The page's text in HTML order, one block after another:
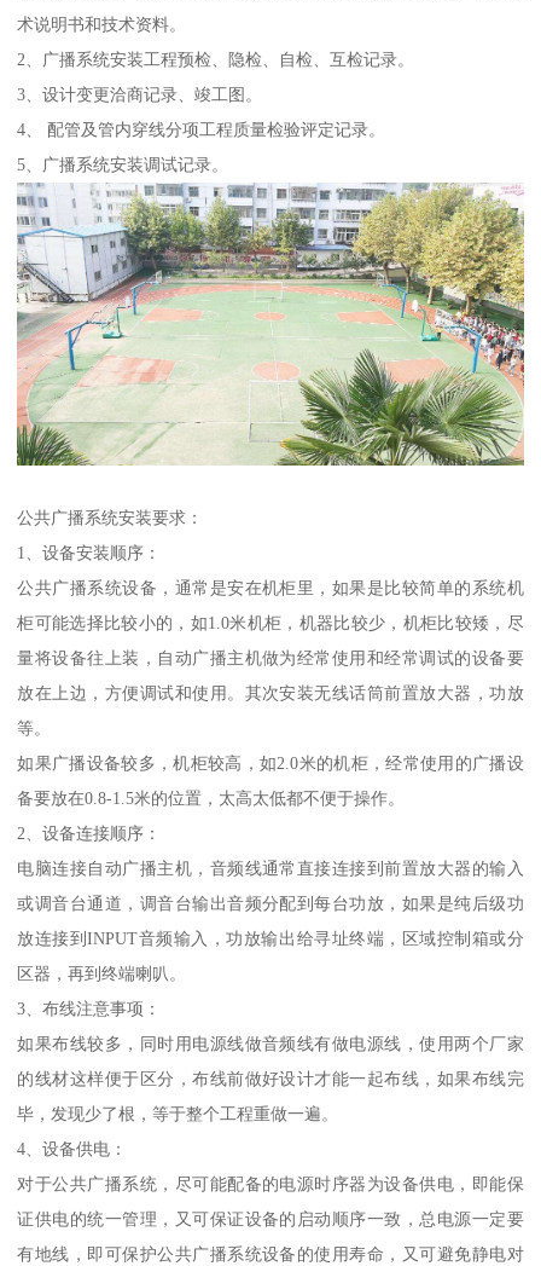
术说明书和技术资料。
2、广播系统安装工程预检、隐检、自检、互检记录。
3、设计变更洽商记录、竣工图。
4、 配管及管内穿线分项工程质量检验评定记录。
5、广播系统安装调试记录。
公共广播系统安装要求：
1、设备安装顺序：
公共广播系统设备，通常是安在机柜里，如果是比较简单的系统机
柜可能选择比较小的，如1.0米机柜，机器比较少，机柜比较矮，尽
量将设备往上装，自动广播主机做为经常使用和经常调试的设备要
放在上边，方便调试和使用。其次安装无线话筒前置放大器，功放
等。
如果广播设备较多，机柜较高，如2.0米的机柜，经常使用的广播设
备要放在0.8-1.5米的位置，太高太低都不便于操作。
2、设备连接顺序：
电脑连接自动广播主机，音频线通常直接连接到前置放大器的输入
或调音台通道，调音台输出音频分配到每台功放，如果是纯后级功
放连接到INPUT音频输入，功放输出给寻址终端，区域控制箱或分
区器，再到终端喇叭。
3、布线注意事项：
如果布线较多，同时用电源线做音频线有做电源线，使用两个厂家
的线材这样便于区分，布线前做好设计才能一起布线，如果布线完
毕，发现少了根，等于整个工程重做一遍。
4、设备供电：
对于公共广播系统，尽可能配备的电源时序器为设备供电，即能保
证供电的统一管理，又可保证设备的启动顺序一致，总电源一定要
有地线，即可保护公共广播系统设备的使用寿命，又可避免静电对